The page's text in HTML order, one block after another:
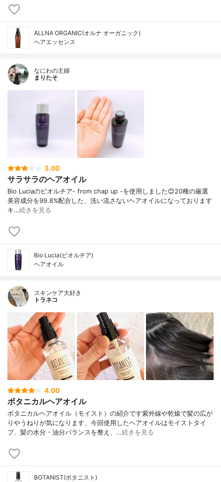
ALLNA ORGANIC(オルナ オーガニック)
ヘアエッセンス
なにわの主婦
まりたそ
3.00
サラサラのヘアオイル
Bio Luciaのビオルチア- from chap up -を使用しました😊20種の厳選
美容成分を99.8%配合した、洗い流さないヘアオイルになっております
キ…続きを見る
Bio Lucia(ビオルチア)
ヘアオイル
スキンケア大好き
トラネコ
4.00
ボタニカルヘアオイル
ボタニカルヘアオイル（モイスト）の紹介です紫外線や乾燥で髪の広が
りやうねりが気になります、今回使用したヘアオイルはモイストタイ
プ、髪の水分・油分バランスを整え、…続きを見る
BOTANIST(ボタニスト)